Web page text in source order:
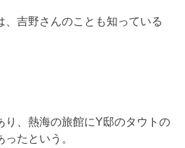
、吉野さんのことも知っている
り、熱海の旅館にY邸のタウトの
たという。